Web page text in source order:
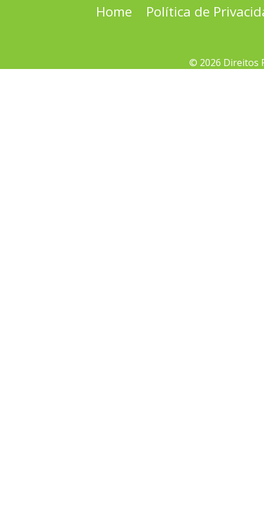
Home Política de
© 2026 Direitos